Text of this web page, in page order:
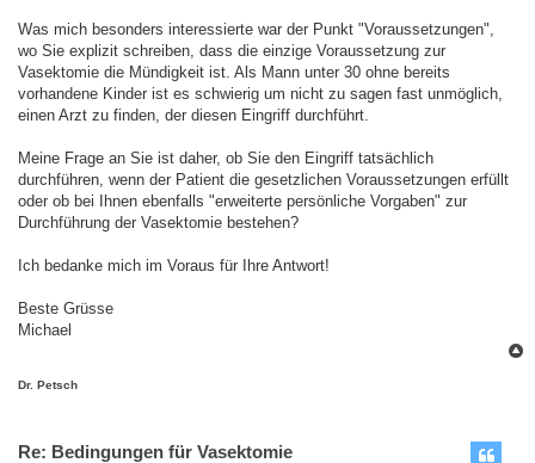
Was mich besonders interessierte war der Punkt "Voraussetzungen",
wo Sie explizit schreiben, dass die einzige Voraussetzung zur
Vasektomie die Mündigkeit ist. Als Mann unter 30 ohne bereits
vorhandene Kinder ist es schwierig um nicht zu sagen fast unmöglich,
einen Arzt zu finden, der diesen Eingriff durchführt.
Meine Frage an Sie ist daher, ob Sie den Eingriff tatsächlich
durchführen, wenn der Patient die gesetzlichen Voraussetzungen erfüllt
oder ob bei Ihnen ebenfalls "erweiterte persönliche Vorgaben" zur
Durchführung der Vasektomie bestehen?
Ich bedanke mich im Voraus für Ihre Antwort!
Beste Grüsse
Michael
Dr. Petsch
Re: Bedingungen für Vasektomie